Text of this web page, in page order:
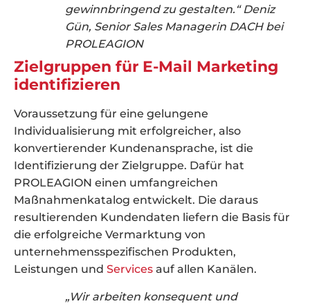
gewinnbringend zu gestalten.“ Deniz
Gün, Senior Sales Managerin DACH bei
PROLEAGION
Zielgruppen für E-Mail Marketing
identifizieren
Voraussetzung für eine gelungene
Individualisierung mit erfolgreicher, also
konvertierender Kundenansprache, ist die
Identifizierung der Zielgruppe. Dafür hat
PROLEAGION einen umfangreichen
Maßnahmenkatalog entwickelt. Die daraus
resultierenden Kundendaten liefern die Basis für
die erfolgreiche Vermarktung von
unternehmensspezifischen Produkten,
Leistungen und Services auf allen Kanälen.
„Wir arbeiten konsequent und